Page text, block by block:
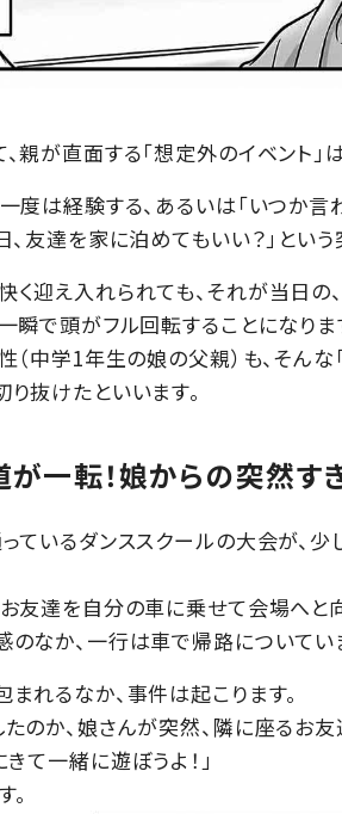
親が直面する「想定外のイベント」
度は経験する、あるいは「いつか
、友達を家に泊めてもいい？」とい
迎え入れられても、それが当日の
瞬で頭がフル回転することになりま
中学1年生の娘の父親）も、そんな
抜けたといいます。
一転！娘からの突然す
ているダンススクールの大会が、
友達を自分の車に乗せて会場へと
なか、一行は車で帰路についてい
れるなか、事件は起こります。
のか、娘さんが突然、隣に座るお
て一緒に遊ぼうよ！」